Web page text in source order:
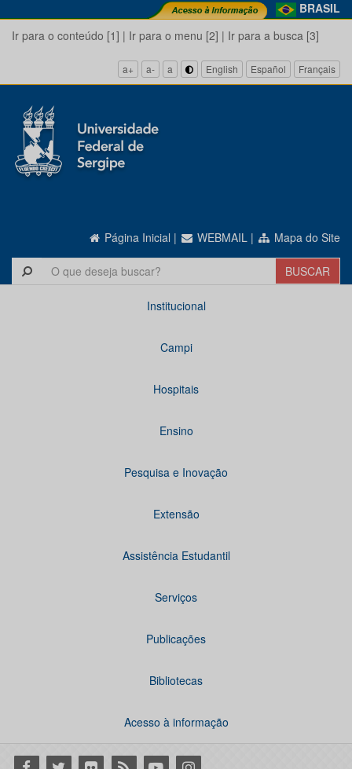
BRASIL
Ir para o conteúdo [1] | Ir para o menu [2] | Ir para a busca [3]
a+ a- a English Español Français
Página Inicial | WEBMAIL | Mapa do Site
Institucional
Campi
Hospitais
Ensino
Pesquisa e Inovação
Extensão
Assistência Estudantil
Serviços
Publicações
Bibliotecas
Acesso à informação